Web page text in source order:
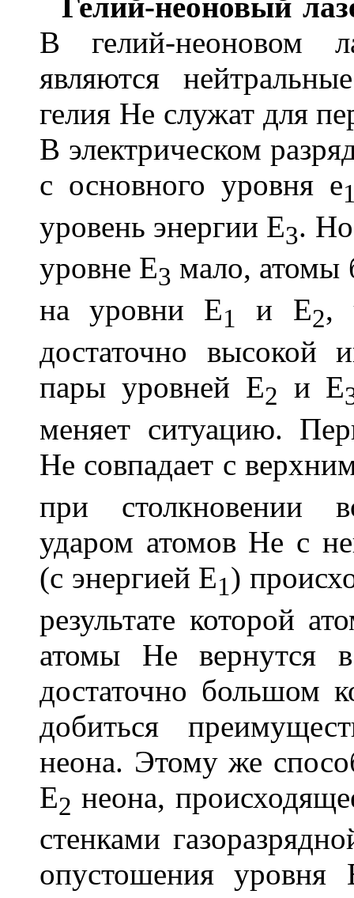
В гелий-неоновом
являются
гелия Не служат для
В электрическом
с основного уровня e
уровень энергии E3.
уровне E3 мало, атомы
на уровни E1 и E2,
достаточно высокой
пары уровней E2 и E
меняет ситуацию.
Не совпадает с
при столкновении
ударом атомов Не с
(с энергией E1)
результате которой
атомы Не вернутся
достаточно большом
добиться
неона. Этому же
E2 неона,
стенками
опустошения уровня